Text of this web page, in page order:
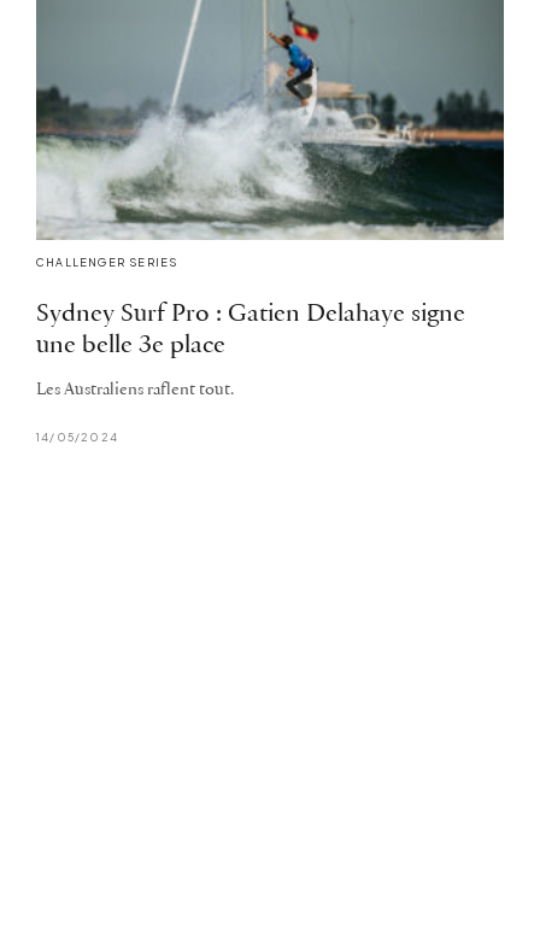
CHALLENGER SERIES
Sydney Surf Pro : Gatien Delahaye signe
une belle 3e place
Les Australiens raflent tout.
14/05/2024